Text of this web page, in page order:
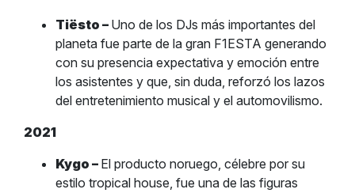
Tiësto – Uno de los DJs más importantes del
planeta fue parte de la gran F1ESTA generando
con su presencia expectativa y emoción entre
los asistentes y que, sin duda, reforzó los lazos
del entretenimiento musical y el automovilismo.
2021
Kygo – El producto noruego, célebre por su
estilo tropical house, fue una de las figuras